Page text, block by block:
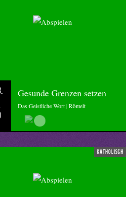
Gesunde Grenzen setzen
Das Geistliche Wort | Römelt
katholisch